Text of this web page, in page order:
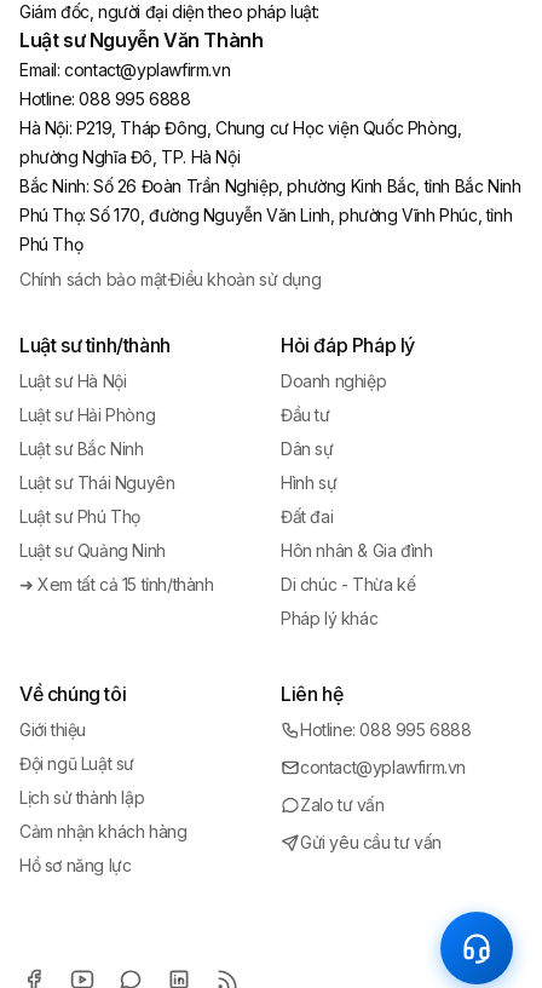
Giám đốc, người đại diện theo pháp luật:
Luật sư Nguyễn Văn Thành
Email: contact@yplawfirm.vn
Hotline: 088 995 6888
Hà Nội: P219, Tháp Đông, Chung cư Học viện Quốc Phòng,
phường Nghĩa Đô, TP. Hà Nội
Bắc Ninh:Số 26 Đoàn Trần Nghiệp, phường Kinh Bắc, tỉnh Bắc Ninh
Phú Thọ:Số 170, đường Nguyễn Văn Linh, phường Vĩnh Phúc, tỉnh
Phú Thọ
Chính sách bảo mật·Điều khoản sử dụng
Luật sư tỉnh/thành
Luật sư Hà Nội
Luật sư Hải Phòng
Luật sư Bắc Ninh
Luật sư Thái Nguyên
Luật sư Phú Thọ
Luật sư Quảng Ninh
➜ Xem tất cả 15 tỉnh/thành
Hỏi đáp Pháp lý
Doanh nghiệp
Đầu tư
Dân sự
Hình sự
Đất đai
Hôn nhân & Gia đình
Di chúc - Thừa kế
Pháp lý khác
Về chúng tôi
Giới thiệu
Đội ngũ Luật sư
Lịch sử thành lập
Cảm nhận khách hàng
Hồ sơ năng lực
Liên hệ
Hotline: 088 995 6888
contact@yplawfirm.vn
Zalo tư vấn
Gửi yêu cầu tư vấn